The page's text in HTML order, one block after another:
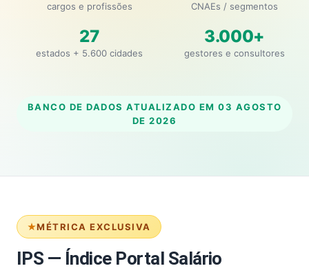
cargos e profissões CNAEs / segmentos
27
estados + 5.600 cidades
3.000+
gestores e consultores
BANCO DE DADOS ATUALIZADO EM 03 AGOSTO
DE 2026
MÉTRICA EXCLUSIVA
IPS — Índice Portal Salário